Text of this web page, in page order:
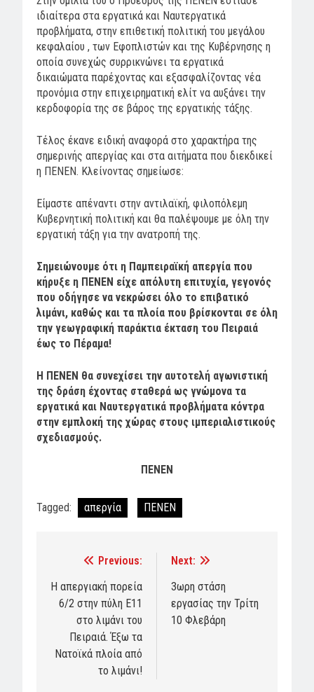
ιδιαίτερα στα εργατικά και Ναυτεργατικά
προβλήματα, στην επιθετική πολιτική του μεγάλου
κεφαλαίου , των Εφοπλιστών και της Κυβέρνησης η
οποία συνεχώς συρρικνώνει τα εργατικά
δικαιώματα παρέχοντας και εξασφαλίζοντας νέα
προνόμια στην επιχειρηματική ελίτ να αυξάνει την
κερδοφορία της σε βάρος της εργατικής τάξης.
Τέλος έκανε ειδική αναφορά στο χαρακτήρα της
σημερινής απεργίας και στα αιτήματα που διεκδικεί
η ΠΕΝΕΝ. Κλείνοντας σημείωσε:
Είμαστε απέναντι στην αντιλαϊκή, φιλοπόλεμη
Κυβερνητική πολιτική και θα παλέψουμε με όλη την
εργατική τάξη για την ανατροπή της.
Σημειώνουμε ότι η Παμπειραϊκή απεργία που
κήρυξε η ΠΕΝΕΝ είχε απόλυτη επιτυχία, γεγονός
που οδήγησε να νεκρώσει όλο το επιβατικό
λιμάνι, καθώς και τα πλοία που βρίσκονται σε όλη
την γεωγραφική παράκτια έκταση του Πειραιά
έως το Πέραμα!
Η ΠΕΝΕΝ θα συνεχίσει την αυτοτελή αγωνιστική
της δράση έχοντας σταθερά ως γνώμονα τα
εργατικά και Ναυτεργατικά προβλήματα κόντρα
στην εμπλοκή της χώρας στους ιμπεριαλιστικούς
σχεδιασμούς.
ΠΕΝΕΝ
Tagged: απεργία ΠΕΝΕΝ
navigation
Previous:
Η απεργιακή πορεία
6/2 στην πύλη Ε11
στο λιμάνι του
Πειραιά. Έξω τα
Νατοϊκά πλοία από
το λιμάνι!
Next:
3ωρη στάση
εργασίας την Τρίτη
10 Φλεβάρη